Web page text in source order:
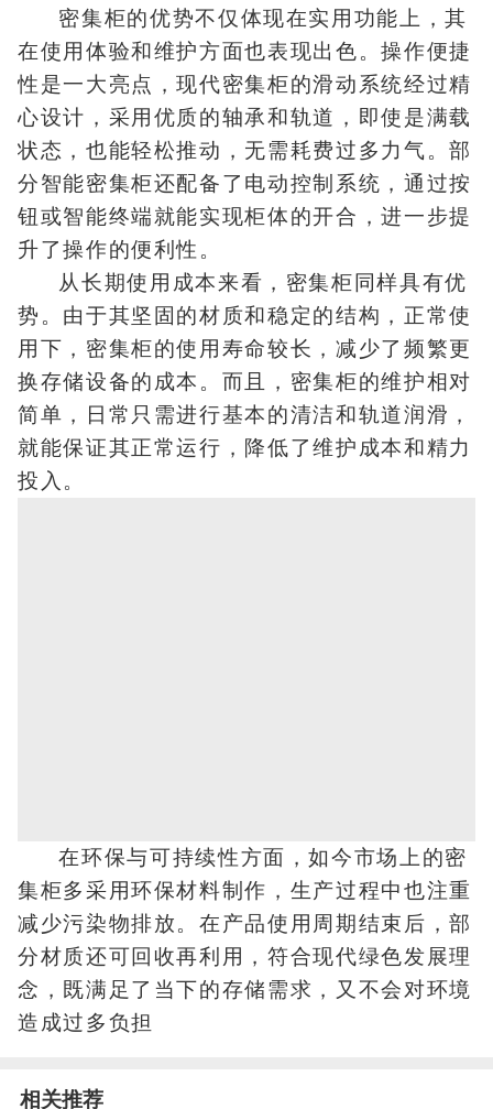
密集柜的优势不仅体现在实用功能上，其
在使用体验和维护方面也表现出色。操作便捷
性是一大亮点，现代密集柜的滑动系统经过精
心设计，采用优质的轴承和轨道，即使是满载
状态，也能轻松推动，无需耗费过多力气。部
分智能密集柜还配备了电动控制系统，通过按
钮或智能终端就能实现柜体的开合，进一步提
升了操作的便利性。
从长期使用成本来看，密集柜同样具有优
势。由于其坚固的材质和稳定的结构，正常使
用下，密集柜的使用寿命较长，减少了频繁更
换存储设备的成本。而且，密集柜的维护相对
简单，日常只需进行基本的清洁和轨道润滑，
就能保证其正常运行，降低了维护成本和精力
投入。
在环保与可持续性方面，如今市场上的密
集柜多采用环保材料制作，生产过程中也注重
减少污染物排放。在产品使用周期结束后，部
分材质还可回收再利用，符合现代绿色发展理
念，既满足了当下的存储需求，又不会对环境
造成过多负担
相关推荐